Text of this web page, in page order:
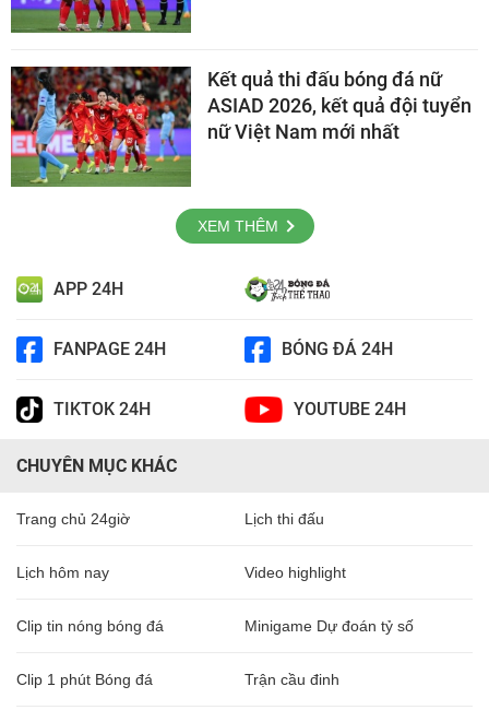
Kết quả thi đấu bóng đá nữ
ASIAD 2026, kết quả đội tuyển
nữ Việt Nam mới nhất
XEM THÊM
APP 24H
FANPAGE 24H BÓNG ĐÁ 24H
TIKTOK 24H YOUTUBE 24H
CHUYÊN MỤC KHÁC
Trang chủ 24giờ Lịch thi đấu
Lịch hôm nay Video highlight
Clip tin nóng bóng đá Minigame Dự đoán tỷ số
Clip 1 phút Bóng đá Trận cầu đinh